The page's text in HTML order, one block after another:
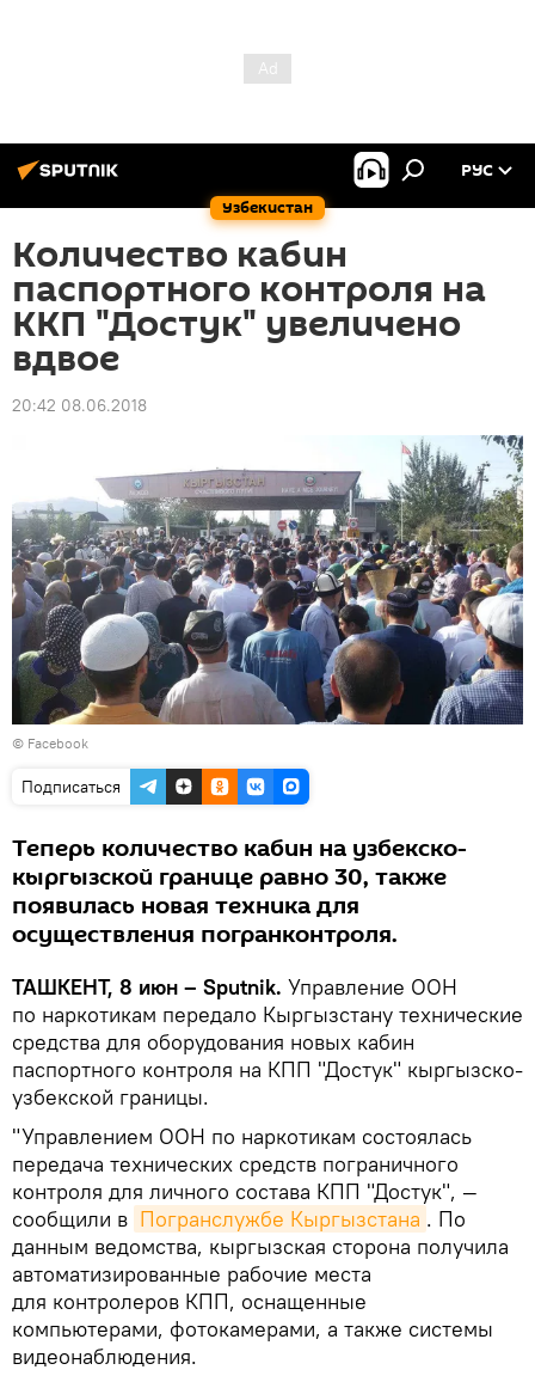
Узбекистан
РУС
Количество кабин
паспортного контроля на
ККП "Достук" увеличено
вдвое
20:42 08.06.2018
© Facebook
Подписаться
Теперь количество кабин на узбекско-
кыргызской границе равно 30, также
появилась новая техника для
осуществления погранконтроля.
ТАШКЕНТ, 8 июн – Sputnik. Управление ООН
по наркотикам передало Кыргызстану технические
средства для оборудования новых кабин
паспортного контроля на КПП "Достук" кыргызско-
узбекской границы.
"Управлением ООН по наркотикам состоялась
передача технических средств пограничного
контроля для личного состава КПП "Достук", —
сообщили в Погранслужбе Кыргызстана . По
данным ведомства, кыргызская сторона получила
автоматизированные рабочие места
для контролеров КПП, оснащенные
компьютерами, фотокамерами, а также системы
видеонаблюдения.